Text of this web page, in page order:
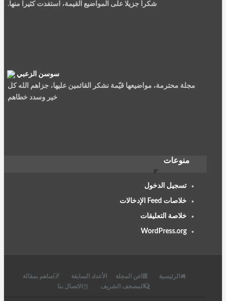
شكرا جزيلا على المواضيع القيمة، استفدت كثيرا منها.
سوسن الزعبي
مجلة محترمة، مواضيعها قيّمة نشكر القائمين عليها، جزاهم الله كل
خير وسدد خطاهم
الربيئة مجلة جمعية العلماء المسلمين سليلة الشهاب والمنتقد،......
منوعات
تسجيل الدخول
خلاصات Feed الإدخالات
خلاصة التعليقات
WordPress.org
الرئيسية عن المجلة الأعداد السابقة
ساهم بمقالة
المصحف الشريف
الاتصال بنا